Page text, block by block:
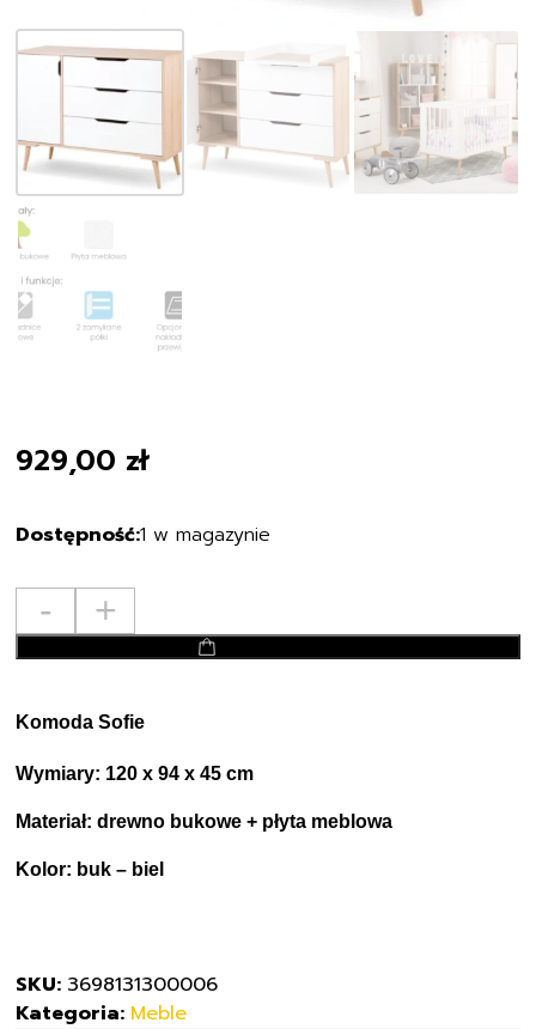
929,00 zł
1 w magazynie
-
KLUPŚ
SOFIE
BUK-
+
Komoda Sofie
Wymiary: 120 x 94 x 45 cm
Materiał: drewno bukowe + płyta meblowa
Kolor: buk – biel
SKU: 3698131300006
Kategoria: Meble